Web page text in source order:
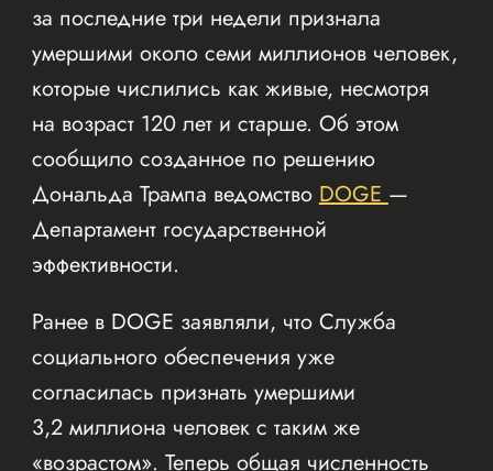
за последние три недели признала
умершими около семи миллионов человек,
которые числились как живые, несмотря
на возраст 120 лет и старше. Об этом
сообщило созданное по решению
Дональда Трампа ведомствоDOGE—
Департамент государственной
эффективности.
Ранее в DOGE заявляли, что Служба
социального обеспечения уже
согласилась признать умершими
3,2 миллиона человек с таким же
«возрастом». Теперь общая численность